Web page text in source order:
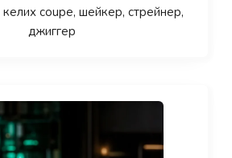
келих coupe, шейкер, стрейнер,
джиггер